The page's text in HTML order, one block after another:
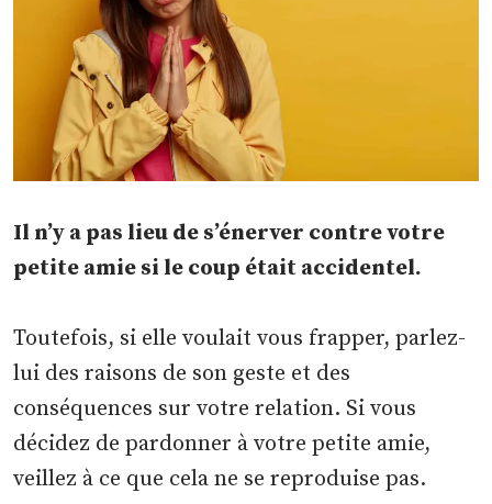
Il n’y a pas lieu de s’énerver contre votre
petite amie si le coup était accidentel.
Toutefois, si elle voulait vous frapper, parlez-
lui des raisons de son geste et des
conséquences sur votre relation. Si vous
décidez de pardonner à votre petite amie,
veillez à ce que cela ne se reproduise pas.